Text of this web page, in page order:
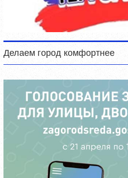
Делаем город комфортнее